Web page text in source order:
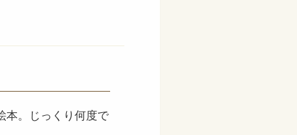
本。じっくり何度で